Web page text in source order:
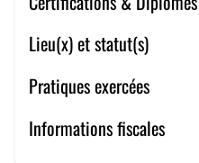
Mais aussi médium
», je navigue entre vos
l'autre, je suis canal
qui me confient leurs
spécialités, et ce après
Lieu(x) et statut(s)
Pratiques exercées
Informations fiscales